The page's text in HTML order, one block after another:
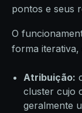
pontos e seus
O
forma iterativa,
Atribuição:
cluster cujo
geralmente